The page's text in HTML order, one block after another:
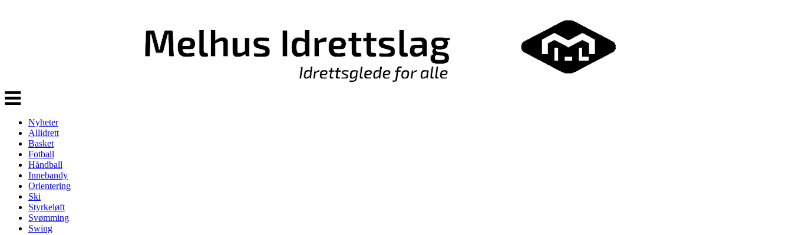
Veksle
navigasjon
Nyheter
Allidrett
Basket
Fotball
Håndball
Innebandy
Orientering
Ski
Styrkeløft
Svømming
Swing